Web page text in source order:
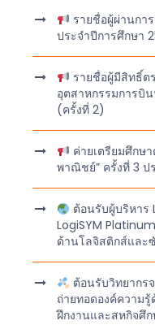
รายชื่อผู้ผ่านกา
ประจำปีการศึกษา
รายชื่อผู้มีสิทธิ์ต
อุตสาหกรรมการบิ
(ครั้งที่ 2)
ค่ายเตรียมศึกษ
พาณิชย์” ครั้งที่ 3 ป
ต้อนรับผู้บริหาร
LogiSYM
ด้านโลจิสติกส์และ
ต้อนรับวิทยากร
ถ่ายทอดองค์ความ
ฝึกงานและสหกิจศึก